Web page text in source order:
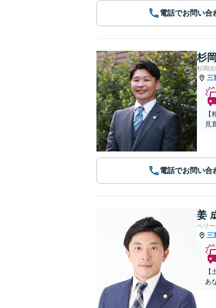
電話でお問い合
杉
杉岡
三
見
電話でお問い合
姜
ベリ
三
あ